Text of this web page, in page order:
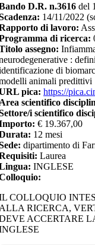
D.R. n.3616 del
14/11/2022
di lavoro:
di ricerca:
assegno:
:
di
animali predittivi
pica: https://
scientifico
i scientifico
€ 19.367,00
12 mesi
dipartimento di
Laurea
INGLESE
COLLOQUIO
RICERCA,
ACCERTARE